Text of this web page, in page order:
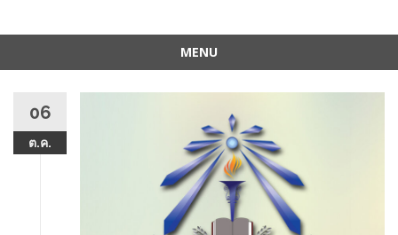
MENU
content
06
ต.ค.